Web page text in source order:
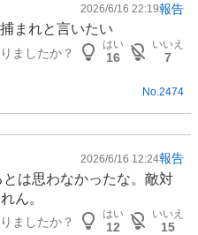
2026/6/16 22:19報告
まれと言いたい
ましたか？
はい
16
いいえ
7
No. 2474
2026/6/16 12:24報告
は思わなかったな。敵対
ん。
ましたか？
はい
12
いいえ
15